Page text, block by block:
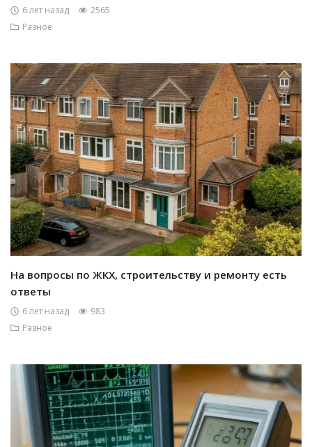
6 лет назад
2565
Разное
На вопросы по ЖКХ, строительству и ремонту есть
ответы
6 лет назад
983
Разное